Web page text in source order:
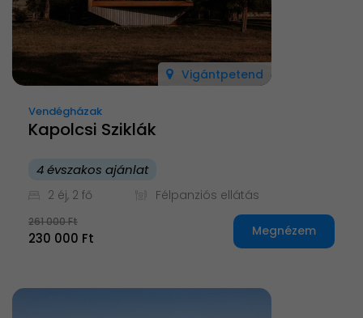
Vigántpetend
Vendégházak
Kapolcsi Sziklák
4 évszakos ajánlat
2 éj, 2 fő Félpanziós ellátás
261 000 Ft
230 000 Ft Megnézem